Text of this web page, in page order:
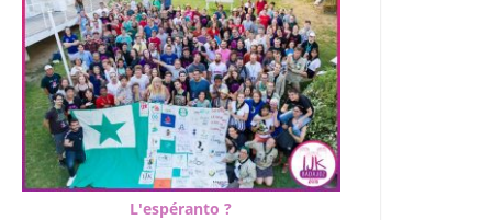
L'espéranto ?